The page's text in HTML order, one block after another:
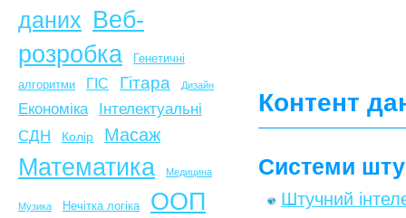
даних Веб-
розробка
Генетичні
алгоритми
ГІС Гітара Дизайн
Економіка
Інтелектуальні
СДН
Колір Масаж
Математика Медицина
Музика Нечітка логіка ООП
Контент
Системи
Штучний